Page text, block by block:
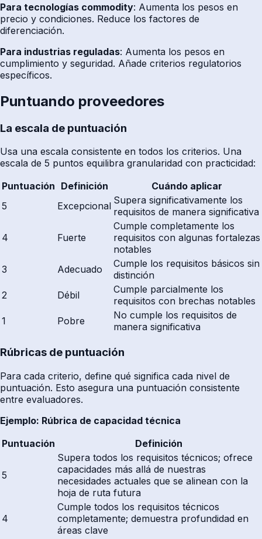
Para tecnologías commodity: Aumenta los pesos en
precio y condiciones. Reduce los factores de
diferenciación.
Para industrias reguladas: Aumenta los pesos en
cumplimiento y seguridad. Añade criterios regulatorios
específicos.
Puntuando proveedores
La escala de puntuación
Usa una escala consistente en todos los criterios. Una
escala de 5 puntos equilibra granularidad con practicidad:
Puntuación Definición
Cuándo aplicar
5
Excepcional Supera significativamente los
requisitos de manera significativa
4 Fuerte
Cumple completamente los
requisitos con algunas fortalezas
notables
3
Adecuado
Cumple los requisitos básicos sin
distinción
2
Débil
Cumple parcialmente los
requisitos con brechas notables
1
Pobre
No cumple los requisitos de
manera significativa
Rúbricas de puntuación
Para cada criterio, define qué significa cada nivel de
puntuación. Esto asegura una puntuación consistente
entre evaluadores.
Ejemplo: Rúbrica de capacidad técnica
Puntuación
Definición
5
Supera todos los requisitos técnicos; ofrece
capacidades más allá de nuestras
necesidades actuales que se alinean con la
hoja de ruta futura
4
Cumple todos los requisitos técnicos
completamente; demuestra profundidad en
áreas clave